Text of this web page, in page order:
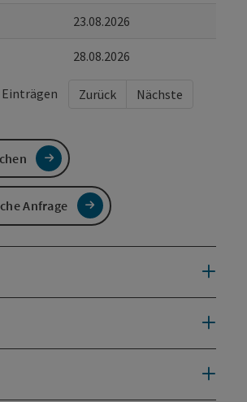
23.08.2026
28.08.2026
Einträgen Zurück Nächste
Anfrage